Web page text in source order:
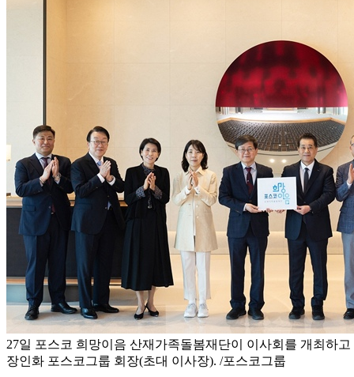
27일 포스코 희망이음 산재가족돌봄재단이 이사회를 개최하
장인화 포스코그룹 회장(초대 이사장). /포스코그룹